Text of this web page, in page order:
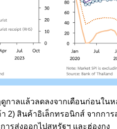
าลแล้วลดลงจากเดือนก่อนในห
2) สินค้าอิเล็กทรอนิกส์ จากกา
รส่งออกไปสหรัฐฯ และฮ่องกง